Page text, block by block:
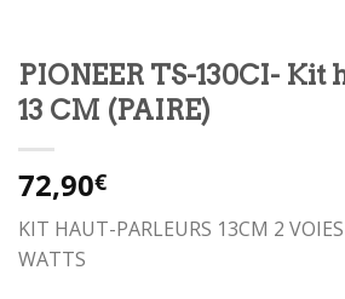
PIONEER TS-130CI- Kit
13 CM (PAIRE)
72,90€
KIT HAUT-PARLEURS 13CM 2 VOIES
WATTS